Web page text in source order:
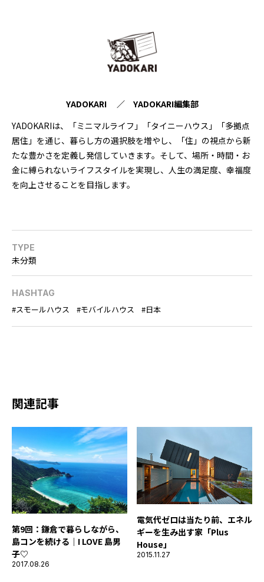
YADOKARI ／ YADOKARI編集部
YADOKARIは、「ミニマルライフ」「タイニーハウス」「多拠点
居住」を通じ、暮らし方の選択肢を増やし、「住」の視点から新
たな豊かさを定義し発信していきます。そして、場所・時間・お
金に縛られないライフスタイルを実現し、人生の満足度、幸福度
を向上させることを目指します。
TYPE
未分類
HASHTAG
スモールハウス モバイルハウス 日本
関連記事
第9回：鎌倉で暮らしながら、
島コンを続ける｜I LOVE 島男
子♡
2017.08.26
電気代ゼロは当たり前、エネル
ギーを生み出す家「Plus
House」
2015.11.27